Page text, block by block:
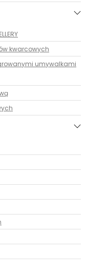
kwarcowych
umywalkami